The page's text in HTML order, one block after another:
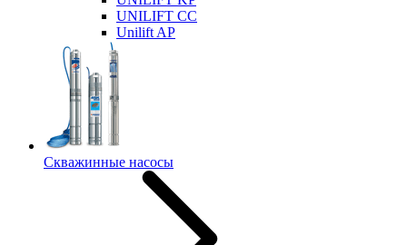
UNILIFT CC
Unilift AP
Скважинные насосы